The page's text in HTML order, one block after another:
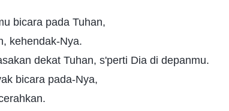
bicara pada Tuhan,
kehendak-Nya.
dekat Tuhan, s'perti Dia di depanmu.
bicara pada-Nya,